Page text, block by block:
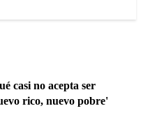
casi no acepta ser
rico, nuevo pobre'